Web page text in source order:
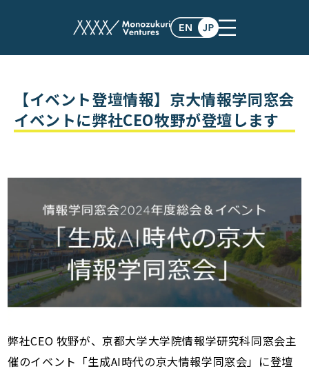
events
【イベント登壇情報】京大情報学同窓会
イベントに弊社CEO牧野が登壇します
弊社CEO 牧野が、京都大学大学院情報学研究科同窓会主
催のイベント「生成AI時代の京大情報学同窓会」に登壇